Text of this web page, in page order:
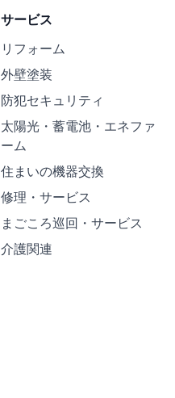
サービス
リフォーム
外壁塗装
防犯セキュリティ
太陽光・蓄電池・エネファ
ーム
住まいの機器交換
修理・サービス
まごころ巡回・サービス
介護関連